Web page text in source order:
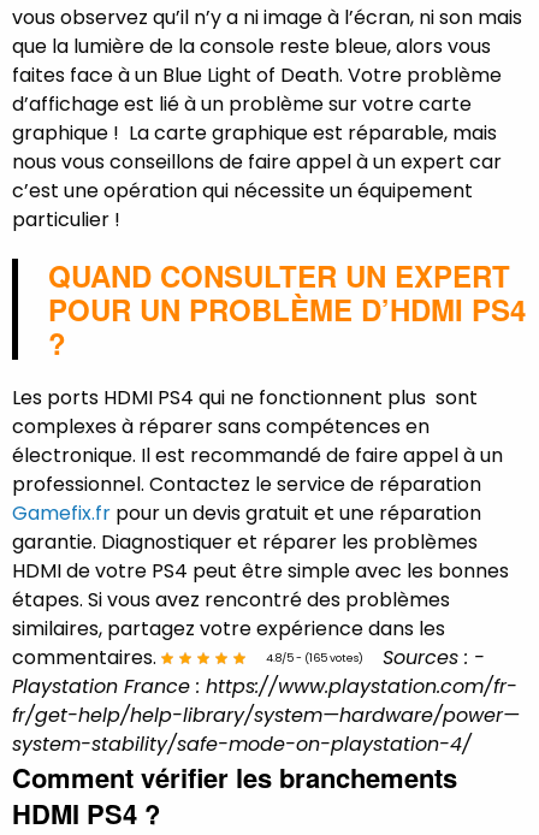
vous observez qu’il n’y a ni image à l’écran, ni son mais
que la lumière de la console reste bleue, alors vous
faites face à un Blue Light of Death. Votre problème
d’affichage est lié à un problème sur votre carte
graphique ! La carte graphique est réparable, mais
nous vous conseillons de faire appel à un expert car
c’est une opération qui nécessite un équipement
particulier !
QUAND CONSULTER UN EXPERT
POUR UN PROBLÈME D’HDMI PS4
?
Les ports HDMI PS4 qui ne fonctionnent plus sont
complexes à réparer sans compétences en
électronique. Il est recommandé de faire appel à un
professionnel. Contactez le service de réparation
Gamefix.fr pour un devis gratuit et une réparation
garantie. Diagnostiquer et réparer les problèmes
HDMI de votre PS4 peut être simple avec les bonnes
étapes. Si vous avez rencontré des problèmes
similaires, partagez votre expérience dans les
commentaires.
4.8/5 - (165 votes)
Sources : -
Playstation France : https://www.playstation.com/fr-
fr/get-help/help-library/system—hardware/power—
system-stability/safe-mode-on-playstation-4/
Comment vérifier les branchements
HDMI PS4 ?